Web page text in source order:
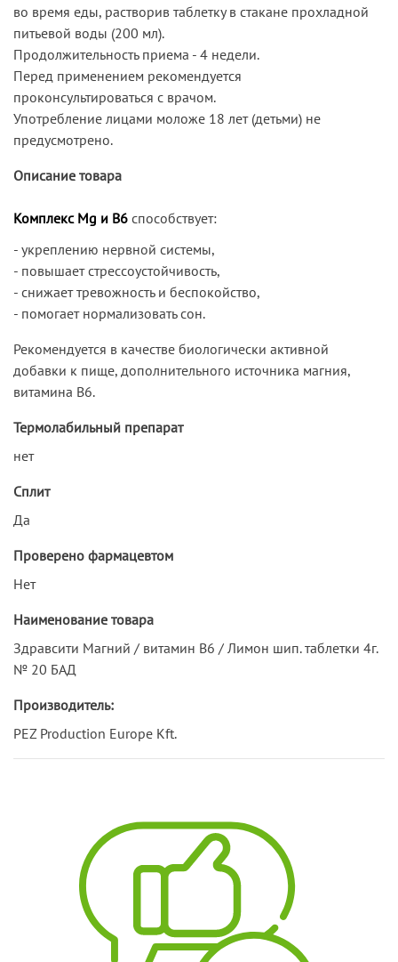
во время еды, растворив таблетку в стакане прохладной
питьевой воды (200 мл).
Продолжительность приема - 4 недели.
Перед применением рекомендуется
проконсультироваться с врачом.
Употребление лицами моложе 18 лет (детьми) не
предусмотрено.
Описание товара
Комплекс Mg и B6 способствует:
- укреплению нервной системы,
- повышает стрессоустойчивость,
- снижает тревожность и беспокойство,
- помогает нормализовать сон.
Рекомендуется в качестве биологически активной
добавки к пище, дополнительного источника магния,
витамина В6.
Термолабильный препарат
нет
Сплит
Да
Проверено фармацевтом
Нет
Наименование товара
Здравсити Магний / витамин В6 / Лимон шип. таблетки 4г.
№ 20 БАД
Производитель:
PEZ Production Europe Kft.